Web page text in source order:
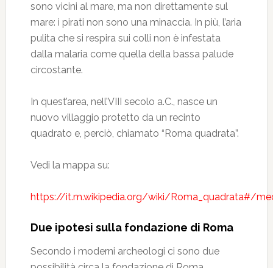
sono vicini al mare, ma non direttamente sul
mare: i pirati non sono una minaccia. In più, l’aria
pulita che si respira sui colli non è infestata
dalla malaria come quella della bassa palude
circostante.
In quest’area, nell’VIII secolo a.C., nasce un
nuovo villaggio protetto da un recinto
quadrato e, perciò, chiamato “Roma quadrata”.
Vedi la mappa su:
https://it.m.wikipedia.org/wiki/Roma_quadrata#/
Due ipotesi sulla fondazione di Roma
Secondo i moderni archeologi ci sono due